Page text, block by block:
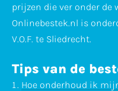
prijzen die ver onder de
Onlinebestek.nl is
V.O.F. te Sliedrecht.
Tips van de
Hoe onderhoud ik